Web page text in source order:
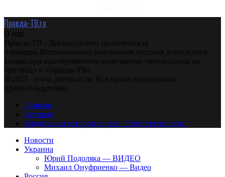
Правда-ТВ.ru
О нас
Правда-ТВ - Дискуссионно политическая
площадка.Использование материалов издания допускается
только при одновременном размещении гиперссылки на
оригинал в «Правда-ТВ»
@2023 - www.pravda-tv.ru. Все права принадлежат
правообладателям.
Главная
Авторам
Владельцам авторских прав. Ответственности.
Новости
Украина
Юрий Подоляка — ВИДЕО
Михаил Онуфриенко — Видео